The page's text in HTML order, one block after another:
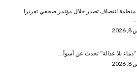
منظمة انتصاف تصدر خلال مؤتمر صحفي تقريرا
بلا عدالة” تحدث عن أسوأ…